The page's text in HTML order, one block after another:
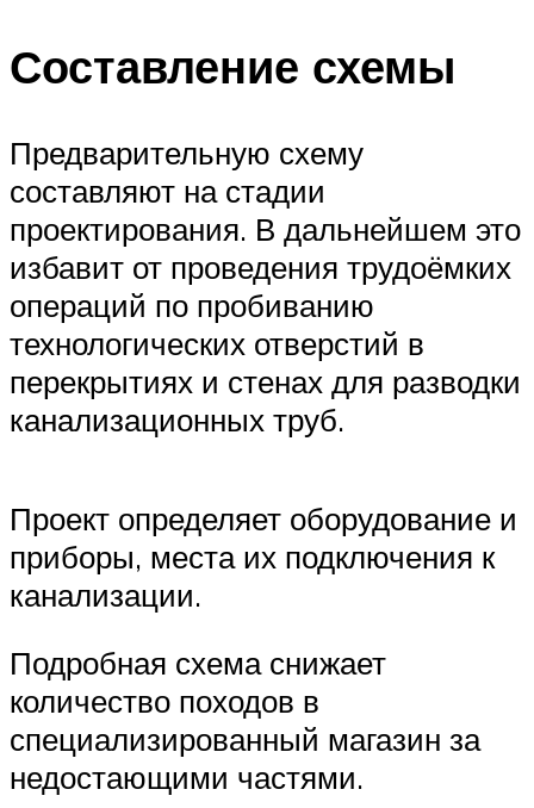
Составление схемы
Предварительную схему
составляют на стадии
проектирования. В дальнейшем это
избавит от проведения трудоёмких
операций по пробиванию
технологических отверстий в
перекрытиях и стенах для разводки
канализационных труб.
Проект определяет оборудование и
приборы, места их подключения к
канализации.
Подробная схема снижает
количество походов в
специализированный магазин за
недостающими частями.